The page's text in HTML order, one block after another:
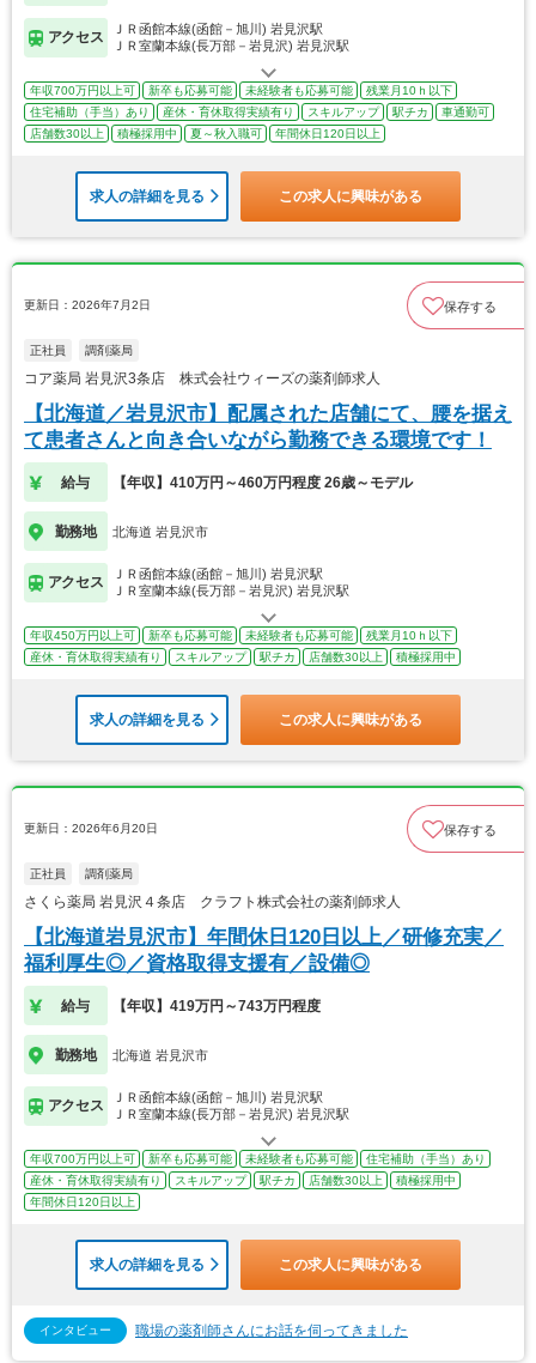
アクセス
ＪＲ函館本線(函館－旭川) 岩見沢駅
ＪＲ室蘭本線(長万部－岩見沢) 岩見沢駅
年収700万円以上可 新卒も応募可能 未経験者も応募可能
残業月10ｈ以下
住宅補助（手当）あり
産休・育休取得実績有り スキルアップ 駅チカ
車通勤可
店舗数30以上
積極採用中 夏～秋入職可 年間休日120日以上
求人の詳細を見る この求人に興味がある
更新日：2026年7月2日 保存する
正社員 調剤薬局
コア薬局 岩見沢3条店 株式会社ウィーズの薬剤師求人
【北海道／岩見沢市】配属された店舗にて、腰を据え
て患者さんと向き合いながら勤務できる環境です！
給与 【年収】410万円～460万円程度 26歳～モデル
勤務地 北海道 岩見沢市
アクセス
ＪＲ函館本線(函館－旭川) 岩見沢駅
ＪＲ室蘭本線(長万部－岩見沢) 岩見沢駅
年収450万円以上可 新卒も応募可能 未経験者も応募可能
残業月10ｈ以下
産休・育休取得実績有り
スキルアップ 駅チカ 店舗数30以上 積極採用中
求人の詳細を見る この求人に興味がある
更新日：2026年6月20日 保存する
正社員 調剤薬局
さくら薬局 岩見沢４条店 クラフト株式会社の薬剤師求人
【北海道岩見沢市】年間休日120日以上／研修充実／
福利厚生◎／資格取得支援有／設備◎
給与 【年収】419万円～743万円程度
勤務地 北海道 岩見沢市
アクセス
ＪＲ函館本線(函館－旭川) 岩見沢駅
ＪＲ室蘭本線(長万部－岩見沢) 岩見沢駅
年収700万円以上可 新卒も応募可能 未経験者も応募可能
住宅補助（手当）あり
産休・育休取得実績有り
スキルアップ 駅チカ 店舗数30以上
積極採用中
年間休日120日以上
求人の詳細を見る この求人に興味がある
インタビュー 職場の薬剤師さんにお話を伺ってきました